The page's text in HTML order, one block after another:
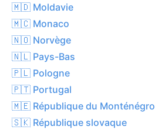
🇲🇩 Moldavie
🇲🇨 Monaco
🇳🇴 Norvège
🇳🇱 Pays-Bas
🇵🇱 Pologne
🇵🇹 Portugal
🇲🇪 République du Monténégro
🇸🇰 République slovaque